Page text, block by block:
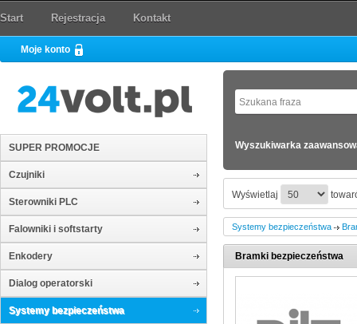
Start Rejestracja Kontakt
Moje konto
SUPER PROMOCJE
Czujniki
Sterowniki PLC
Falowniki i softstarty
Enkodery
Dialog operatorski
Systemy bezpieczeństwa
Wyszukiwarka
Wyświetlaj
Systemy bezpieczeństwa
Bramki bezpieczeństwa